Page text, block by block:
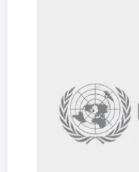
我们尊重您的隐私权。
司产品内容与服务。您